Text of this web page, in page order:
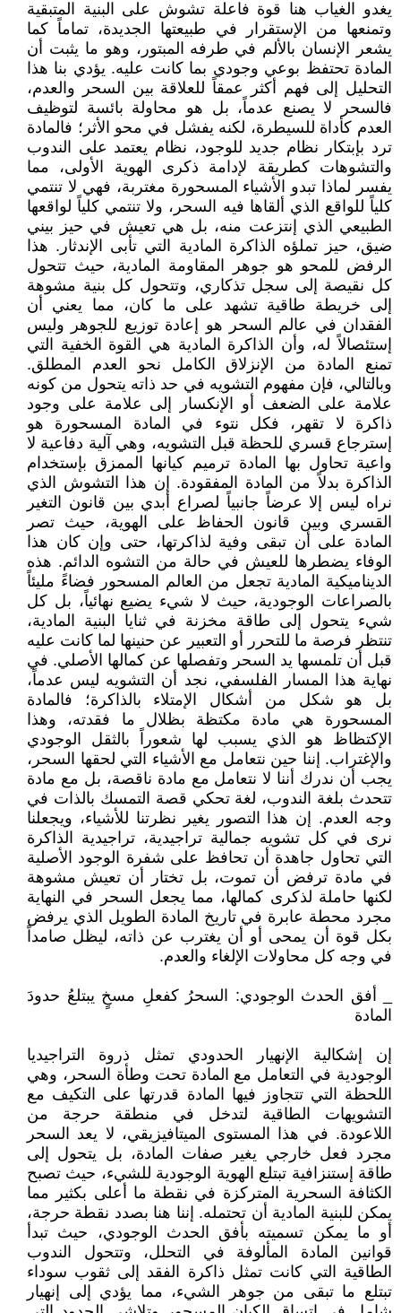
يغدو الغياب هنا قوة فاعلة تشوش على البنية المتبقية
وتمنعها من الإستقرار في طبيعتها الجديدة، تماماً كما
يشعر الإنسان بالألم في طرفه المبتور، وهو ما يثبت أن
المادة تحتفظ بوعي وجودي بما كانت عليه. يؤدي بنا هذا
التحليل إلى فهم أكثر عمقاً للعلاقة بين السحر والعدم،
فالسحر لا يصنع عدماً، بل هو محاولة بائسة لتوظيف
العدم كأداة للسيطرة، لكنه يفشل في محو الأثر؛ فالمادة
ترد بإبتكار نظام جديد للوجود، نظام يعتمد على الندوب
والتشوهات كطريقة لإدامة ذكرى الهوية الأولى، مما
يفسر لماذا تبدو الأشياء المسحورة مغتربة، فهي لا تنتمي
كلياً للواقع الذي ألقاها فيه السحر، ولا تنتمي كلياً لواقعها
الطبيعي الذي إنتزعت منه، بل هي تعيش في حيز بيني
ضيق، حيز تملؤه الذاكرة المادية التي تأبى الإندثار. هذا
الرفض للمحو هو جوهر المقاومة المادية، حيث تتحول
كل نقيصة إلى سجل تذكاري، وتتحول كل بنية مشوهة
إلى خريطة طاقية تشهد على ما كان، مما يعني أن
الفقدان في عالم السحر هو إعادة توزيع للجوهر وليس
إستئصالاً له، وأن الذاكرة المادية هي القوة الخفية التي
تمنع المادة من الإنزلاق الكامل نحو العدم المطلق.
وبالتالي، فإن مفهوم التشويه في حد ذاته يتحول من كونه
علامة على الضعف أو الإنكسار إلى علامة على وجود
ذاكرة لا تقهر، فكل نتوء في المادة المسحورة هو
إسترجاع قسري للحظة قبل التشويه، وهي آلية دفاعية لا
واعية تحاول بها المادة ترميم كيانها الممزق بإستخدام
الذاكرة بدلاً من المادة المفقودة. إن هذا التشوش الذي
نراه ليس إلا عرضاً جانبياً لصراع أبدي بين قانون التغير
القسري وبين قانون الحفاظ على الهوية، حيث تصر
المادة على أن تبقى وفية لذاكرتها، حتى وإن كان هذا
الوفاء يضطرها للعيش في حالة من التشوه الدائم. هذه
الديناميكية المادية تجعل من العالم المسحور فضاءً مليئاً
بالصراعات الوجودية، حيث لا شيء يضيع نهائياً، بل كل
شيء يتحول إلى طاقة مخزنة في ثنايا البنية المادية،
تنتظر فرصة ما للتحرر أو التعبير عن حنينها لما كانت عليه
قبل أن تلمسها يد السحر وتفصلها عن كمالها الأصلي. في
نهاية هذا المسار الفلسفي، نجد أن التشويه ليس عدماً،
بل هو شكل من أشكال الإمتلاء بالذاكرة؛ فالمادة
المسحورة هي مادة مكتظة بظلال ما فقدته، وهذا
الإكتظاظ هو الذي يسبب لها شعوراً بالثقل الوجودي
والإغتراب. إننا حين نتعامل مع الأشياء التي لحقها السحر،
يجب أن ندرك أننا لا نتعامل مع مادة ناقصة، بل مع مادة
تتحدث بلغة الندوب، لغة تحكي قصة التمسك بالذات في
وجه العدم. إن هذا التصور يغير نظرتنا للأشياء، ويجعلنا
نرى في كل تشويه جمالية تراجيدية، تراجيدية الذاكرة
التي تحاول جاهدة أن تحافظ على شفرة الوجود الأصلية
في مادة ترفض أن تموت، بل تختار أن تعيش مشوهة
لكنها حاملة لذكرى كمالها، مما يجعل السحر في النهاية
مجرد محطة عابرة في تاريخ المادة الطويل الذي يرفض
بكل قوة أن يمحى أو أن يغترب عن ذاته، ليظل صامداً
في وجه كل محاولات الإلغاء والعدم.
_ أفق الحدث الوجودي: السحرُ كفعلِ مسخٍ يبتلعُ حدودَ
المادة
إن إشكالية الإنهيار الحدودي تمثل ذروة التراجيديا
الوجودية في التعامل مع المادة تحت وطأة السحر، وهي
اللحظة التي تتجاوز فيها المادة قدرتها على التكيف مع
التشويهات الطاقية لتدخل في منطقة حرجة من
اللاعودة. في هذا المستوى الميتافيزيقي، لا يعد السحر
مجرد فعل خارجي يغير صفات المادة، بل يتحول إلى
طاقة إستنزافية تبتلع الهوية الوجودية للشيء، حيث تصبح
الكثافة السحرية المتركزة في نقطة ما أعلى بكثير مما
يمكن للبنية المادية أن تحتمله. إننا هنا بصدد نقطة حرجة،
أو ما يمكن تسميته بأفق الحدث الوجودي، حيث تبدأ
قوانين المادة المألوفة في التحلل، وتتحول الندوب
الطاقية التي كانت تمثل ذاكرة الفقد إلى ثقوب سوداء
تبتلع ما تبقى من جوهر الشيء، مما يؤدي إلى إنهيار